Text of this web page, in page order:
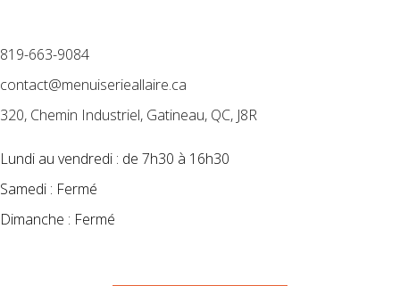
819-663-9084
contact@menuiserieallaire.ca
320, Chemin Industriel, Gatineau, QC, J8R
Lundi au vendredi : de 7h30 à 16h30
Samedi : Fermé
Dimanche : Fermé